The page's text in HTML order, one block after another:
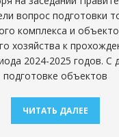
вопрос подготовки
комплекса и
хозяйства к
2024-2025 годов. С
подготовке объектов
ЧИТАТЬ ДАЛЕЕ